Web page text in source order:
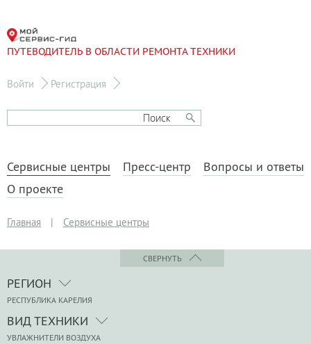
ПУТЕВОДИТЕЛЬ В ОБЛАСТИ РЕМОНТА ТЕХНИКИ
Войти Регистрация
Сервисные центры Пресс-центр
Вопросы и ответы
О проекте
Главная | Сервисные центры
СВЕРНУТЬ
РЕГИОН
РЕСПУБЛИКА КАРЕЛИЯ
ВИД ТЕХНИКИ
УВЛАЖНИТЕЛИ ВОЗДУХА